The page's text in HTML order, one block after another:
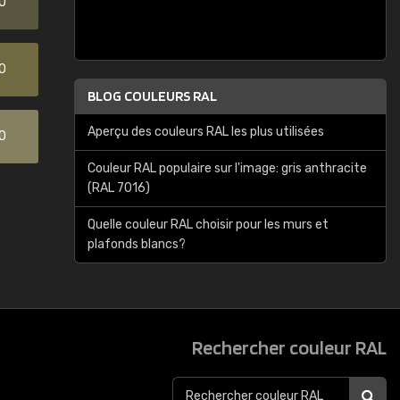
BLOG COULEURS RAL
Aperçu des couleurs RAL les plus utilisées
Couleur RAL populaire sur l'image: gris anthracite
(RAL 7016)
Quelle couleur RAL choisir pour les murs et
plafonds blancs?
Rechercher couleur RAL